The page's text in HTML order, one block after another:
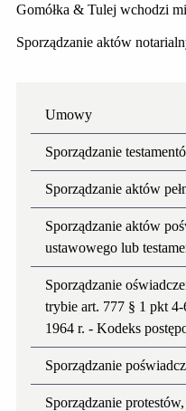
Gomółka & Tulej wchodzi
Sporządzanie aktów
Umowy
Sporządzanie
Sporządzanie aktów
Sporządzanie aktów
ustawowego lub
Sporządzanie
trybie art. 777 § 1 pkt
1964 r. - Kodeks
Sporządzanie
Sporządzanie